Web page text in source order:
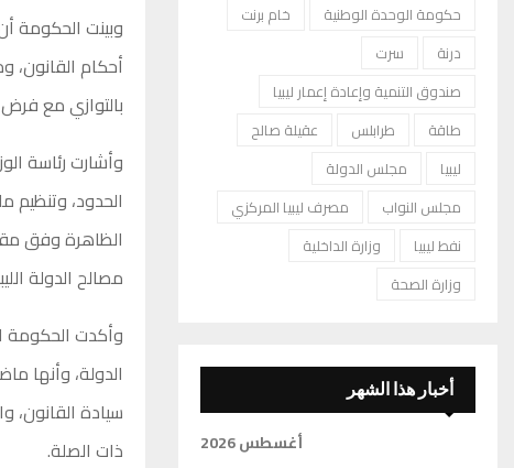
وبينت الحكومة
أحكام القانون،
بالتوازي مع فرض
وأشارت رئاسة
الحدود، وتنظيم
الظاهرة وفق
مصالح الدولة
وأكدت الحكومة
الدولة، وأنها
سيادة القانون،
ذات الصلة.
حكومة الوحدة الوطنية
خام برنت
درنة
سرت
صندوق التنمية وإعادة إعمار ليبيا
طاقة
طرابلس
عقيلة صالح
ليبيا
مجلس الدولة
مجلس النواب
مصرف ليبيا المركزي
نفط ليبيا
وزارة الداخلية
وزارة الصحة
أخبار هذا الشهر
أغسطس 2026